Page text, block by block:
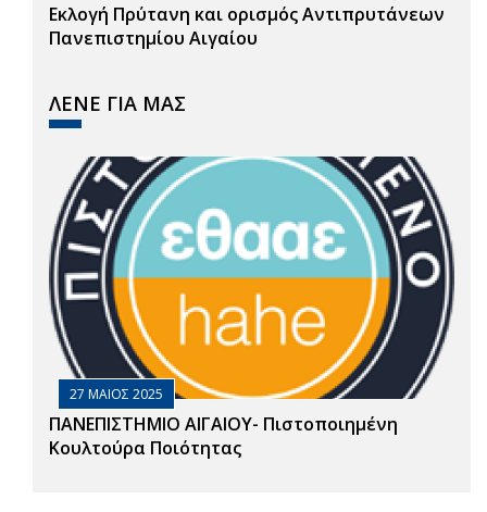
Εκλογή Πρύτανη και ορισμός Αντιπρυτάνεων
Πανεπιστημίου Αιγαίου
ΛΕΝΕ ΓΙΑ ΜΑΣ
27 ΜΑΙΟΣ 2025
ΠΑΝΕΠΙΣΤΗΜΙΟ ΑΙΓΑΙΟΥ- Πιστοποιημένη
Κουλτούρα Ποιότητας